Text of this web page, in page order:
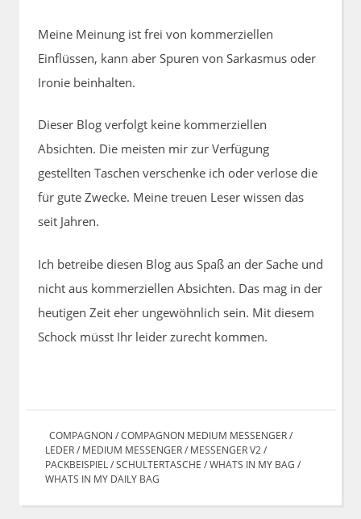
Meine Meinung ist frei von kommerziellen
Einflüssen, kann aber Spuren von Sarkasmus oder
Ironie beinhalten.
Dieser Blog verfolgt keine kommerziellen
Absichten. Die meisten mir zur Verfügung
gestellten Taschen verschenke ich oder verlose die
für gute Zwecke. Meine treuen Leser wissen das
seit Jahren.
Ich betreibe diesen Blog aus Spaß an der Sache und
nicht aus kommerziellen Absichten. Das mag in der
heutigen Zeit eher ungewöhnlich sein. Mit diesem
Schock müsst Ihr leider zurecht kommen.
COMPAGNON /COMPAGNON MEDIUM MESSENGER/
LEDER/ MEDIUM MESSENGER/ MESSENGER V2/
PACKBEISPIEL/SCHULTERTASCHE /WHATS IN MY BAG /
WHATS IN MY DAILY BAG